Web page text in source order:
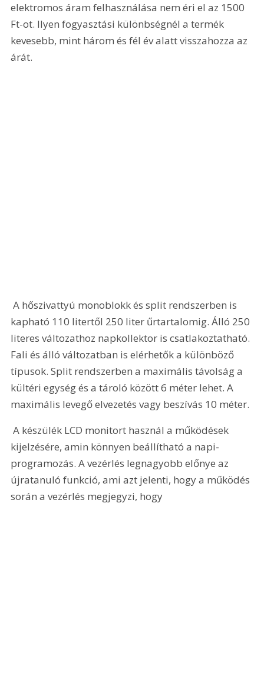
elektromos áram felhasználása nem éri el az 1500
Ft-ot. Ilyen fogyasztási különbségnél a termék
kevesebb, mint három és fél év alatt visszahozza az
árát.
A hőszivattyú monoblokk és split rendszerben is
kapható 110 litertől 250 liter űrtartalomig. Álló 250
literes változathoz napkollektor is csatlakoztatható.
Fali és álló változatban is elérhetők a különböző
típusok. Split rendszerben a maximális távolság a
kültéri egység és a tároló között 6 méter lehet. A
maximális levegő elvezetés vagy beszívás 10 méter.
A készülék LCD monitort használ a működések
kijelzésére, amin könnyen beállítható a napi-
programozás. A vezérlés legnagyobb előnye az
újratanuló funkció, ami azt jelenti, hogy a működés
során a vezérlés megjegyzi, hogy